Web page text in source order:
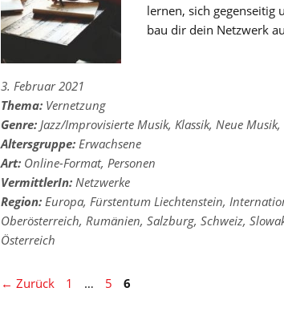
lernen, sich gegenseitig
bau dir dein Netzwerk
3. Februar 2021
Thema: Vernetzung
Genre: Jazz/Improvisierte Musik, Klassik, Neue Musik,
Altersgruppe: Erwachsene
Art: Online-Format, Personen
VermittlerIn: Netzwerke
Region: Europa, Fürstentum Liechtenstein,
Oberösterreich, Rumänien, Salzburg, Schweiz,
Österreich
← Zurück Seite
1 … Seite
5 Seite
6